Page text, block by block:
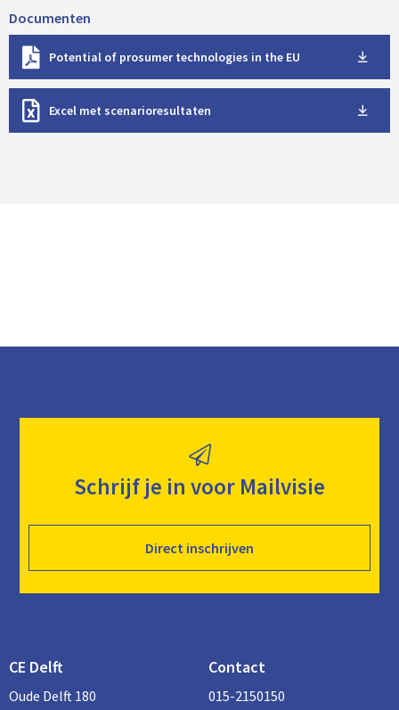
Documenten
Potential of prosumer technologies in the EU
w
o
Excel met scenarioresultaten
w
Schrijf je in voor Mailvisie
Direct inschrijven
CE Delft
Oude Delft 180
Contact
015-2150150